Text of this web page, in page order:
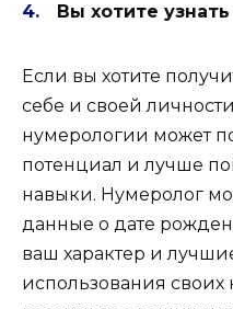
Вы хотите
Если вы хотите
себе и своей
нумерологии может
потенциал и лучше
навыки. Нумеролог
данные о дате
ваш характер и
использования своих